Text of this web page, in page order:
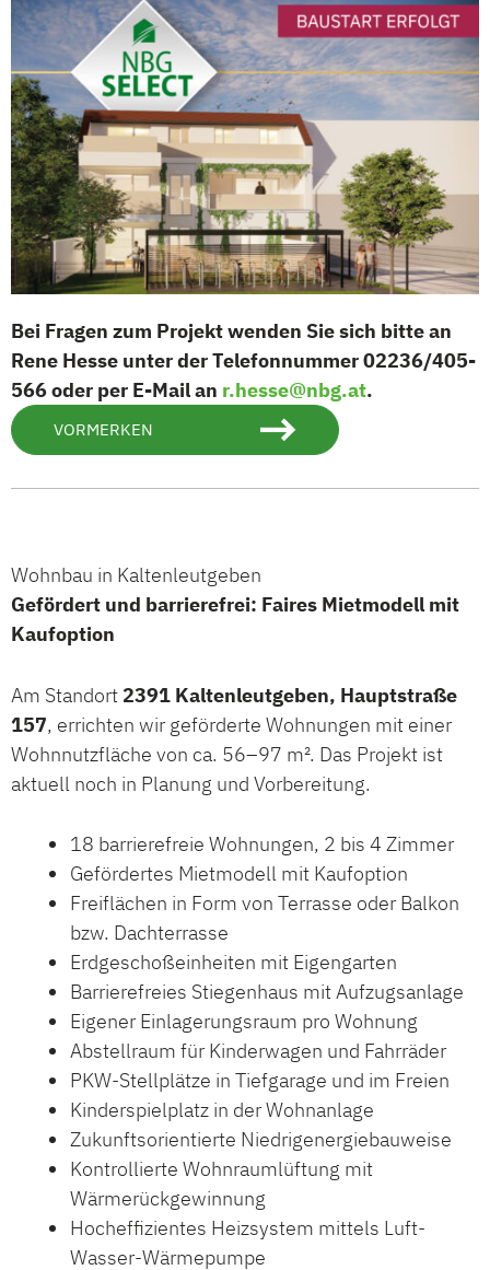
Bei Fragen zum Projekt wenden Sie sich bitte an
Rene Hesse unter der Telefonnummer 02236/405-
566 oder per E-Mail an r.hesse@nbg.at.
VORMERKEN
Wohnbau in Kaltenleutgeben
Gefördert und barrierefrei: Faires Mietmodell mit
Kaufoption
Am Standort 2391 Kaltenleutgeben, Hauptstraße
157, errichten wir geförderte Wohnungen mit einer
Wohnnutzfläche von ca. 56–97 m². Das Projekt ist
aktuell noch in Planung und Vorbereitung.
18 barrierefreie Wohnungen, 2 bis 4 Zimmer
Gefördertes Mietmodell mit Kaufoption
Freiflächen in Form von Terrasse oder Balkon
bzw. Dachterrasse
Erdgeschoßeinheiten mit Eigengarten
Barrierefreies Stiegenhaus mit Aufzugsanlage
Eigener Einlagerungsraum pro Wohnung
Abstellraum für Kinderwagen und Fahrräder
PKW-Stellplätze in Tiefgarage und im Freien
Kinderspielplatz in der Wohnanlage
Zukunftsorientierte Niedrigenergiebauweise
Kontrollierte Wohnraumlüftung mit
Wärmerückgewinnung
Hocheffizientes Heizsystem mittels Luft-
Wasser-Wärmepumpe